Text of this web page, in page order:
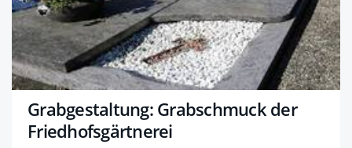
Grabgestaltung: Grabschmuck der
Friedhofsgärtnerei